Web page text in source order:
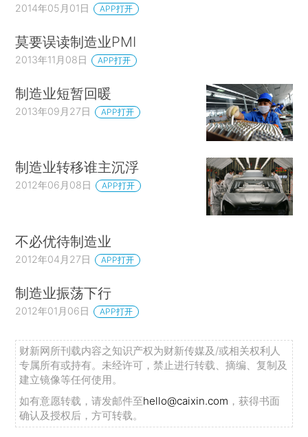
2014年05月01日 APP打开
莫要误读制造业PMI
2013年11月08日 APP打开
制造业短暂回暖
2013年09月27日 APP打开
制造业转移谁主沉浮
2012年06月08日 APP打开
不必优待制造业
2012年04月27日 APP打开
制造业振荡下行
2012年01月06日 APP打开
财新网所刊载内容之知识产权为财新传媒及/或相关权利人
专属所有或持有。未经许可，禁止进行转载、摘编、复制及
建立镜像等任何使用。
如有意愿转载，请发邮件至hello@caixin.com ，获得书面
确认及授权后，方可转载。